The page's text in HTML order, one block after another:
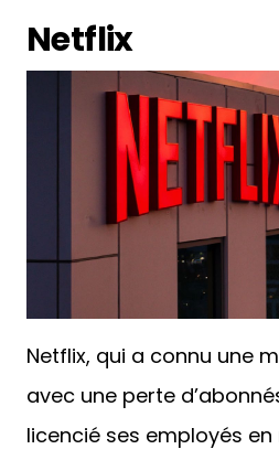
Netflix
Netflix, qui a connu une
avec une perte
licencié ses employés